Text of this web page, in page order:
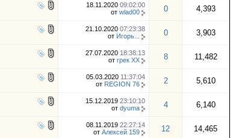
18.11.2020 09:02:00
от wlad00 0 4,393
21.10.2020 07:23:38
от Игорь... 0 3,903
27.07.2020 18:38:13
от грек ХХ 8 11,482
05.03.2020 11:37:04
от REGION 76 2 5,610
15.12.2019 23:10:10
от dyuma 4 6,140
08.11.2019 22:27:14
от Алексей 159 12 14,465